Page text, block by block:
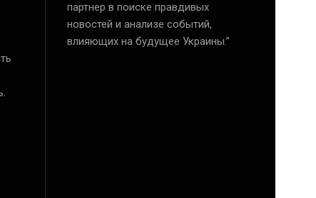
партнер в поиске правдивых
новостей и анализе событий,
влияющих на будущее Украины.”